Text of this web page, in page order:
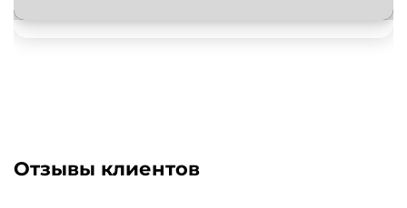
Отзывы клиентов